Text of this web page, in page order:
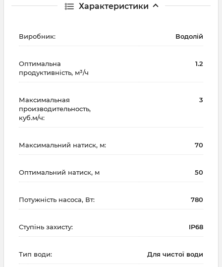
Характеристики
Виробник: Водолій
Оптимальна
продуктивність, м³/ч
1.2
Максимальная
производительность,
куб.м/ч:
3
Максимальний натиск, м: 70
Оптимальний натиск, м 50
Потужність насоса, Вт: 780
Ступінь захисту: IP68
Тип води: Для чистої води